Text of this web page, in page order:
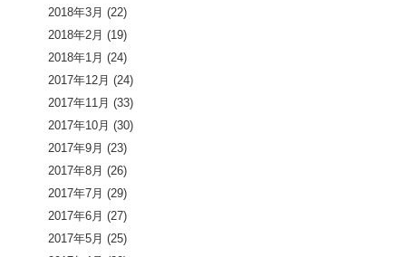
2018年3月 (22)
2018年2月 (19)
2018年1月 (24)
2017年12月 (24)
2017年11月 (33)
2017年10月 (30)
2017年9月 (23)
2017年8月 (26)
2017年7月 (29)
2017年6月 (27)
2017年5月 (25)